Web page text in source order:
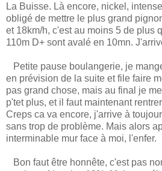
La Buisse. Là encore, nickel,
obligé de mettre le plus grand
et 18km/h, c'est au moins 5 de plus
110m D+ sont avalé en 10mn.
Petite pause boulangerie, je
en prévision de la suite et file faire
pas grand chose, mais au final je
p'tet plus, et il faut maintenant
Creps ca va encore, j'arrive à
sans trop de problème. Mais alors
interminable mur face à moi, l'enfer.
Bon faut être honnête, c'est pas